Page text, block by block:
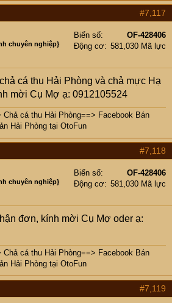
#7,117
chuyên nghiệp}
Biển số
OF-428406
Động cơ
581,030 Mã lực
cá thu Hải Phòng và chả mực Hạ
mời Cụ Mợ ạ: 0912105524
Chả cá thu Hải Phòng==> Facebook Bán
Hải Phòng tại OtoFun
#7,118
chuyên nghiệp}
Biển số
OF-428406
Động cơ
581,030 Mã lực
đơn, kính mời Cụ Mợ oder ạ:
Chả cá thu Hải Phòng==> Facebook Bán
Hải Phòng tại OtoFun
#7,119